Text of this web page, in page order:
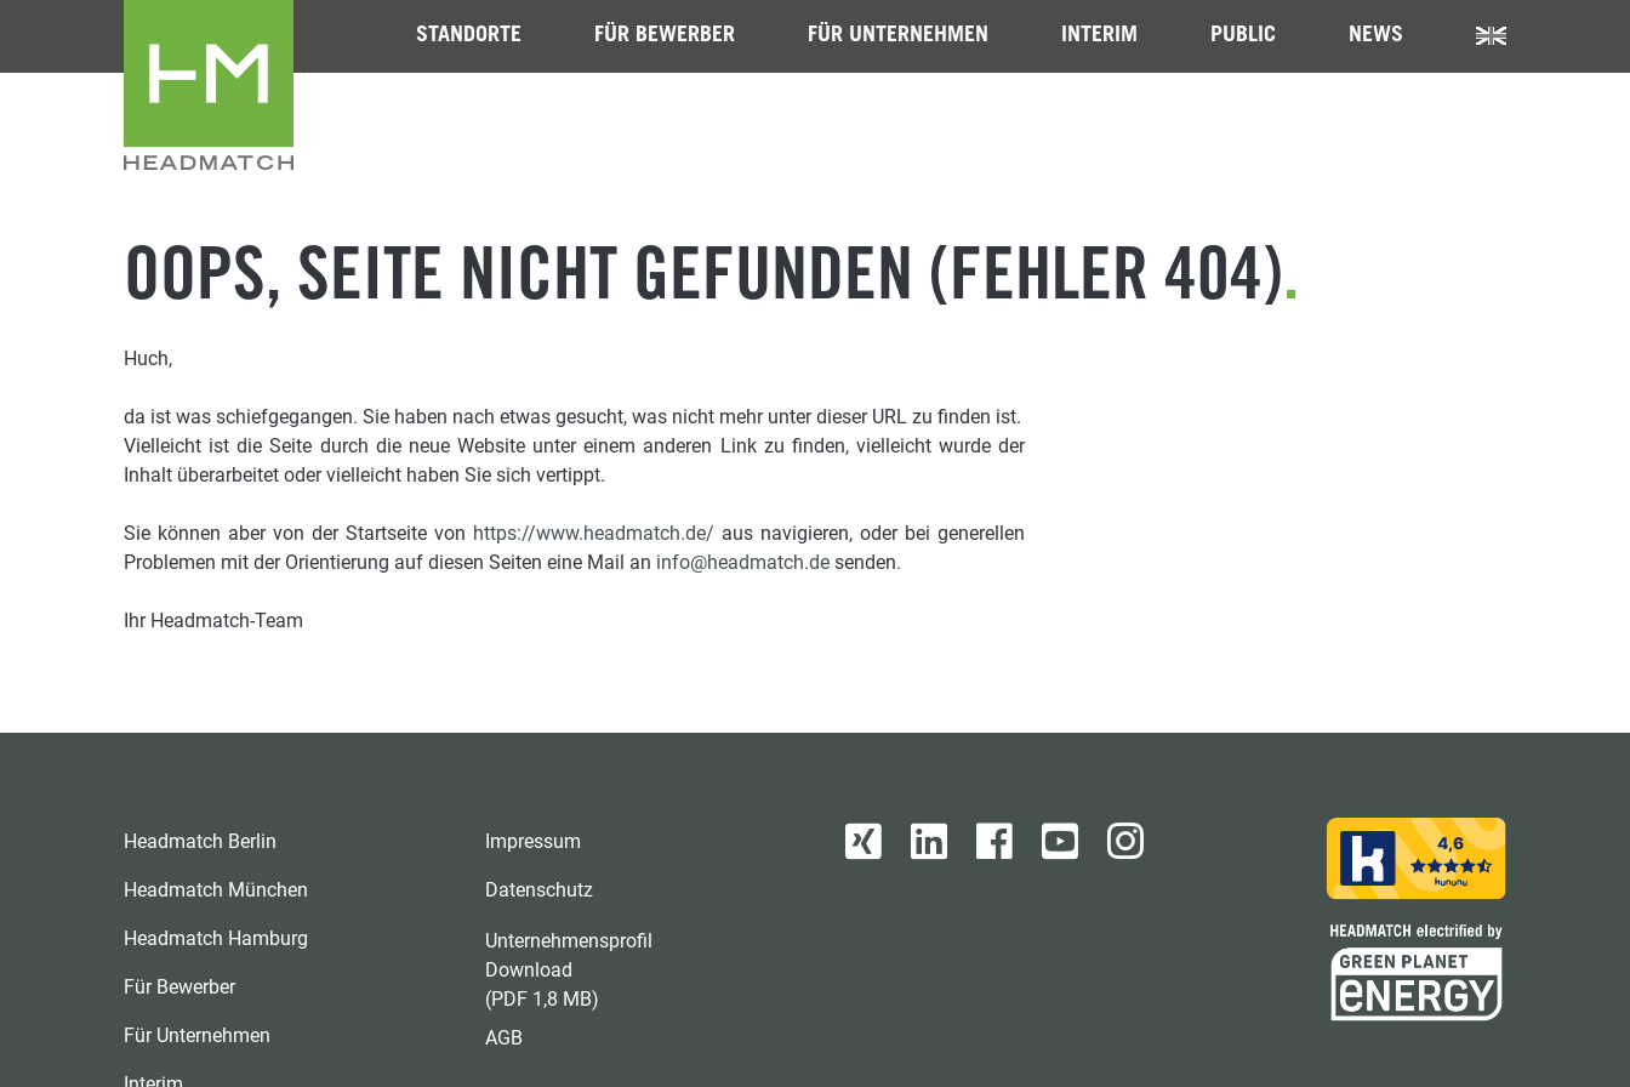
STANDORTE FÜR BEWERBER FÜR UNTERNEHMEN INTERIM PUBLIC NEWS
OOPS, SEITE NICHT GEFUNDEN (FEHLER 404).
Huch,
da ist was schiefgegangen. Sie haben nach etwas gesucht, was nicht mehr unter dieser URL zu finden ist.
Vielleicht ist die Seite durch die neue Website unter einem anderen Link zu finden, vielleicht wurde der
Inhalt überarbeitet oder vielleicht haben Sie sich vertippt.
Sie können aber von der Startseite von https://www.headmatch.de/ aus navigieren, oder bei generellen
Problemen mit der Orientierung auf diesen Seiten eine Mail an info@headmatch.de senden.
Ihr Headmatch-Team
Headmatch Berlin
Headmatch München
Headmatch Hamburg
Für Bewerber
Für Unternehmen
Impressum
Datenschutz
Unternehmensprofil
Download
(PDF 1,8 MB)
AGB